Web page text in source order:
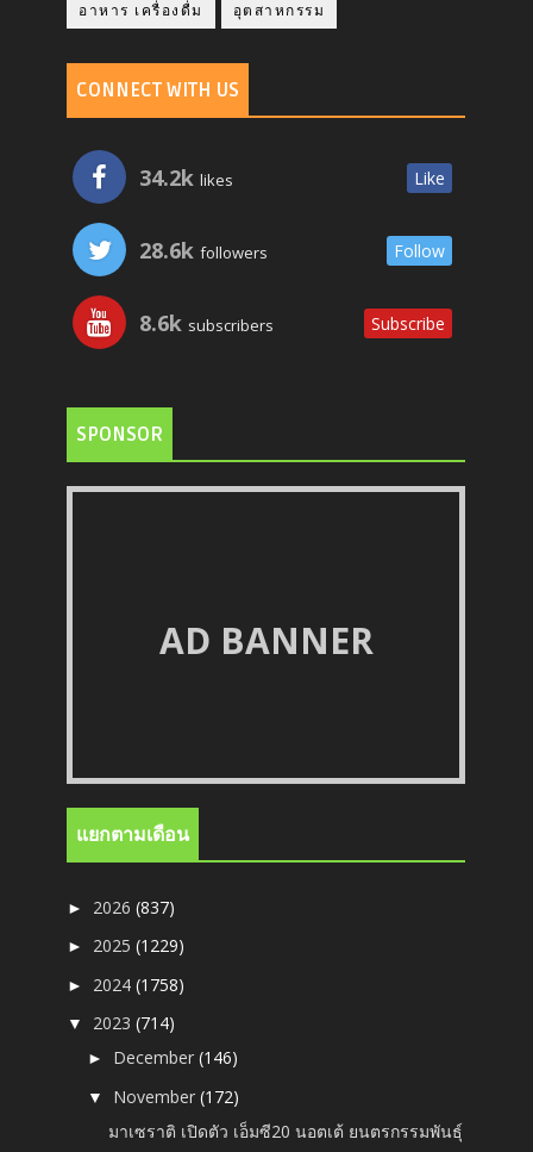
อาหาร เครื่องดื่ม อุตสาหกรรม
CONNECT WITH US
34.2k likes Like
28.6k followers Follow
8.6k subscribers Subscribe
SPONSOR
AD BANNER
แยกตามเดือน
► 2026(837)
► 2025(1229)
► 2024(1758)
▼ 2023(714)
► December(146)
▼ November(172)
มาเซราติ เปิดตัว เอ็มซี20 นอตเต้ ยนตรกรรมพันธุ์